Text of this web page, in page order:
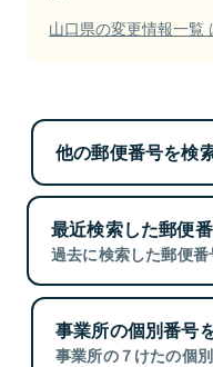
山口県の変更情報一覧
他の郵便番号を検
最近検索した郵便
過去に検索した郵便番
事業所の個別番号
事業所の７けたの個